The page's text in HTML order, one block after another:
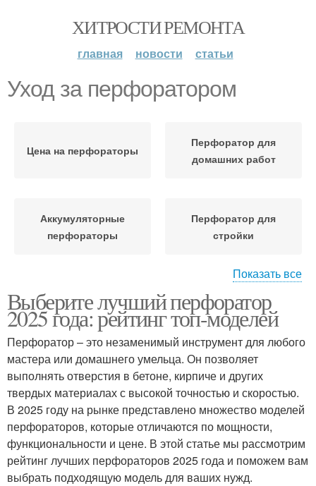
ХИТРОСТИ РЕМОНТА
главная новости статьи
Уход за перфоратором
Цена на перфораторы
Перфоратор для
домашних работ
Аккумуляторные
перфораторы
Перфоратор для
стройки
перфораторах
Современные
перфораторы
Показать все
Выберите лучший перфоратор
2025 года: рейтинг топ-моделей
Перфоратор – это незаменимый инструмент для любого
мастера или домашнего умельца. Он позволяет
выполнять отверстия в бетоне, кирпиче и других
твердых материалах с высокой точностью и скоростью.
В 2025 году на рынке представлено множество моделей
перфораторов, которые отличаются по мощности,
функциональности и цене. В этой статье мы рассмотрим
рейтинг лучших перфораторов 2025 года и поможем вам
выбрать подходящую модель для ваших нужд.